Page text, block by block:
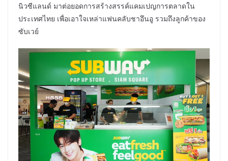
นิวซีแลนด์ มาต่อยอดการสร้างสรรค์แคมเปญการตลาดใน
ประเทศไทย เพื่อเอาใจเหล่าแฟนคลับชาอึนอู รวมถึงลูกค้าของ
ซับเวย์